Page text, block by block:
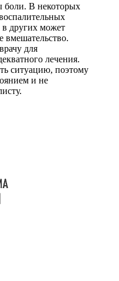
боли. В некоторых
в других может
вмешательство.
для
лечения.
ситуацию, поэтому
и не